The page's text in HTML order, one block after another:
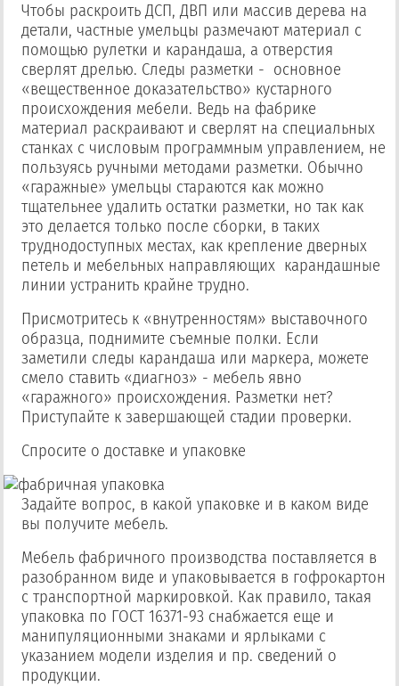
Чтобы раскроить ДСП, ДВП или массив дерева на
детали, частные умельцы размечают материал с
помощью рулетки и карандаша, а отверстия
сверлят дрелью. Следы разметки - основное
«вещественное доказательство» кустарного
происхождения мебели. Ведь на фабрике
материал раскраивают и сверлят на специальных
станках с числовым программным управлением, не
пользуясь ручными методами разметки. Обычно
«гаражные» умельцы стараются как можно
тщательнее удалить остатки разметки, но так как
это делается только после сборки, в таких
труднодоступных местах, как крепление дверных
петель и мебельных направляющих карандашные
линии устранить крайне трудно.
Присмотритесь к «внутренностям» выставочного
образца, поднимите съемные полки. Если
заметили следы карандаша или маркера, можете
смело ставить «диагноз» - мебель явно
«гаражного» происхождения. Разметки нет?
Приступайте к завершающей стадии проверки.
Спросите о доставке и упаковке
Задайте вопрос, в какой упаковке и в каком виде
вы получите мебель.
Мебель фабричного производства поставляется в
разобранном виде и упаковывается в гофрокартон
с транспортной маркировкой. Как правило, такая
упаковка по ГОСТ 16371-93 снабжается еще и
манипуляционными знаками и ярлыками с
указанием модели изделия и пр. сведений о
продукции.